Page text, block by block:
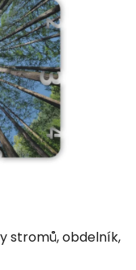
stromů, obdelník,